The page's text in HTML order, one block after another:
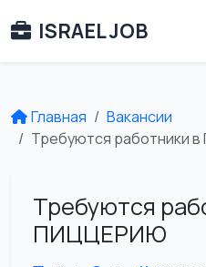
ISRAEL JOB
Главная
Вакансии
Требуются работники
Требуются
ПИЦЦЕРИЮ